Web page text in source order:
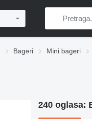
Bageri Mini bageri
240 oglasa: